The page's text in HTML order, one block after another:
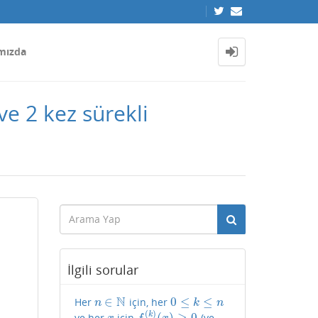
2 kez sürekli
İlgili sorular
Her n ∈ N
n∈N için, her 0 ≤ k ≤ n
0≤k≤ n
(k)